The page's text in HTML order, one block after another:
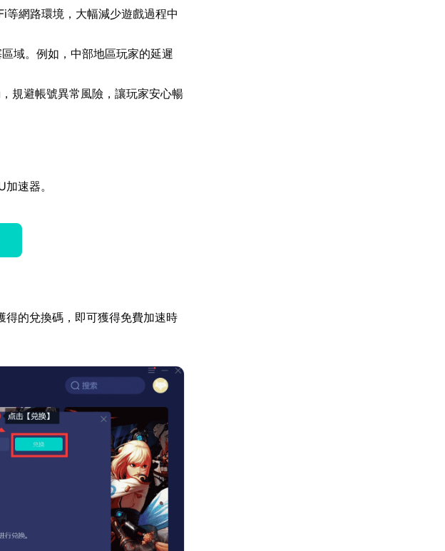
等網路環境，大幅減少遊戲過程中
域。例如，中部地區玩家的延遲
規避帳號異常風險，讓玩家安心暢
速器。
的兌換碼，即可獲得免費加速時